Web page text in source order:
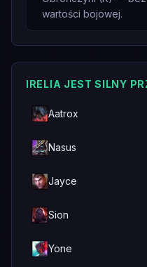
wartości bojowej.
IRELIA JEST SILNY
Aatrox
Nasus
Jayce
Sion
Yone